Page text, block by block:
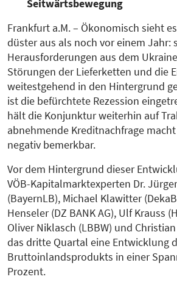
Seitwärtsbewegung
Frankfurt a.M. – Ökonomisch sieht
düster aus als noch vor einem Jahr:
Herausforderungen aus dem
Störungen der Lieferketten und die
weitestgehend in den Hintergrund
ist die befürchtete Rezession
hält die Konjunktur weiterhin auf
abnehmende Kreditnachfrage
negativ bemerkbar.
Vor dem Hintergrund dieser
VÖB-Kapitalmarktexperten Dr.
(BayernLB), Michael Klawitter
Henseler (DZ BANK AG), Ulf Krauss
Oliver Niklasch (LBBW) und
das dritte Quartal eine Entwicklung
Bruttoinlandsprodukts in einer
Prozent.